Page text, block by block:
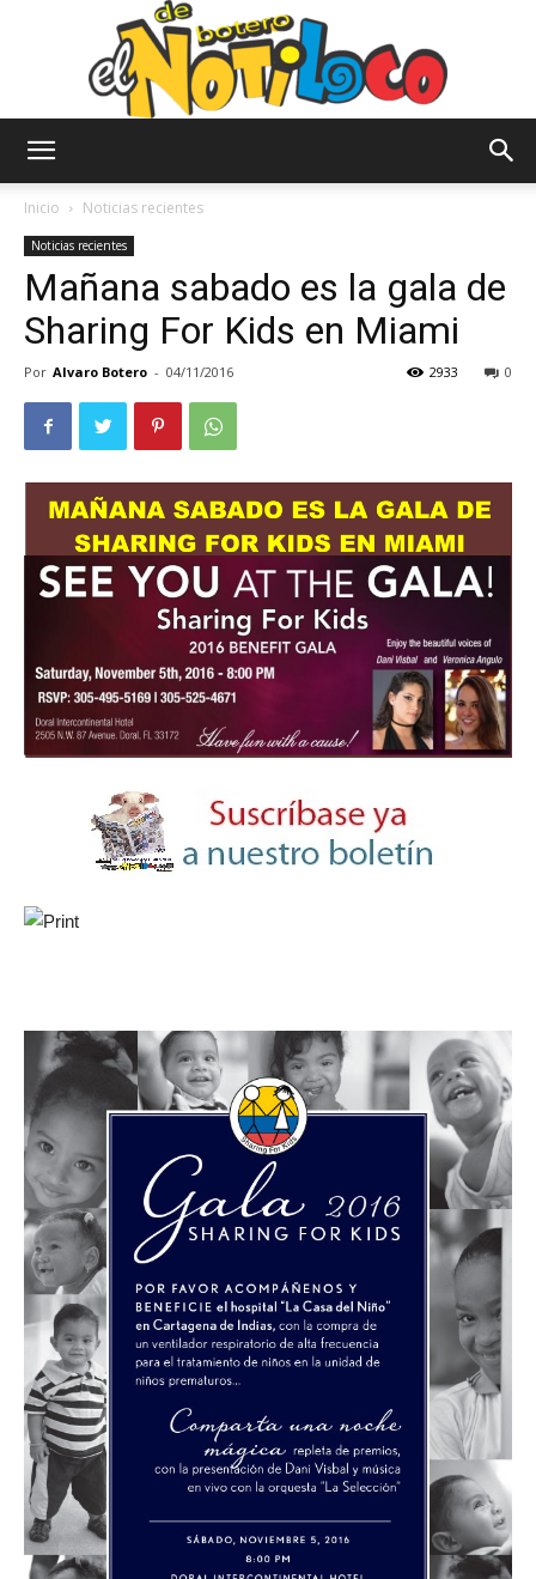
Notiloco
Inicio Noticias recientes
Noticias recientes
Mañana sabado es la gala de
Sharing For Kids en Miami
Por Alvaro Botero - 04/11/2016 0
2933